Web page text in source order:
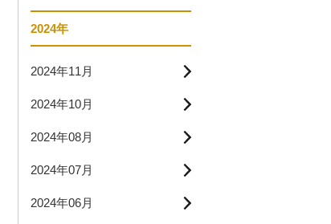
2024年
2024年11月
2024年10月
2024年08月
2024年07月
2024年06月